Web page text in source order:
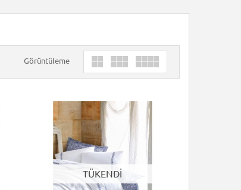
Görüntüleme
TÜKENDİ